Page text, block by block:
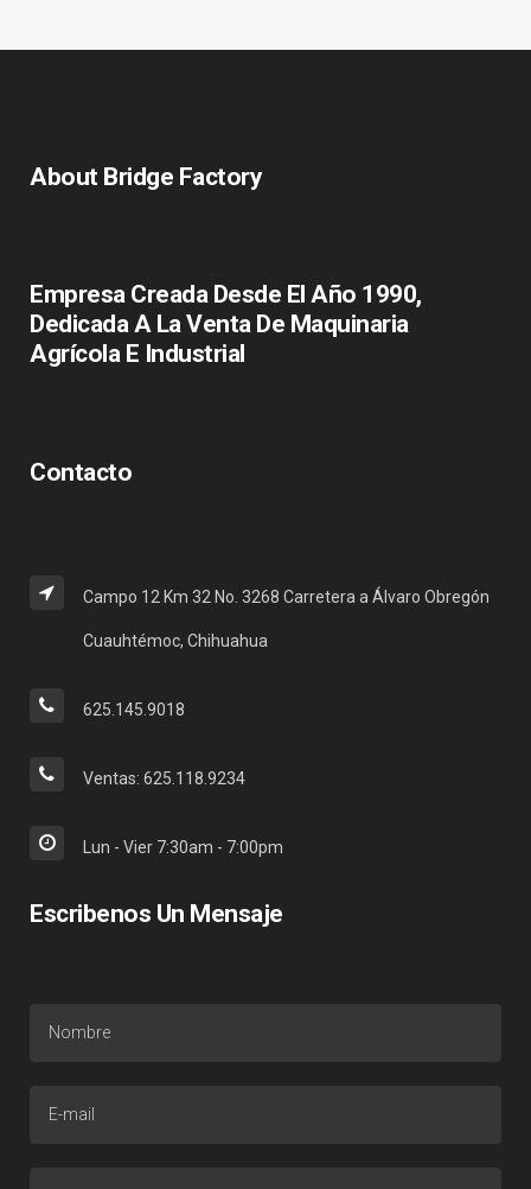
About Bridge Factory
Empresa Creada Desde El Año 1990,
Dedicada A La Venta De Maquinaria
Agrícola E Industrial
Contacto
Campo 12 Km 32 No. 3268 Carretera a Álvaro Obregón
Cuauhtémoc, Chihuahua
625.145.9018
Ventas: 625.118.9234
Lun - Vier 7:30am - 7:00pm
Escribenos Un Mensaje